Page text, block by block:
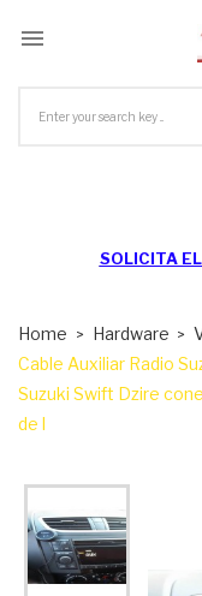

SOLICITA EL
Home Hardware
Cable Auxiliar Radio
Suzuki Swift Dzire
de l